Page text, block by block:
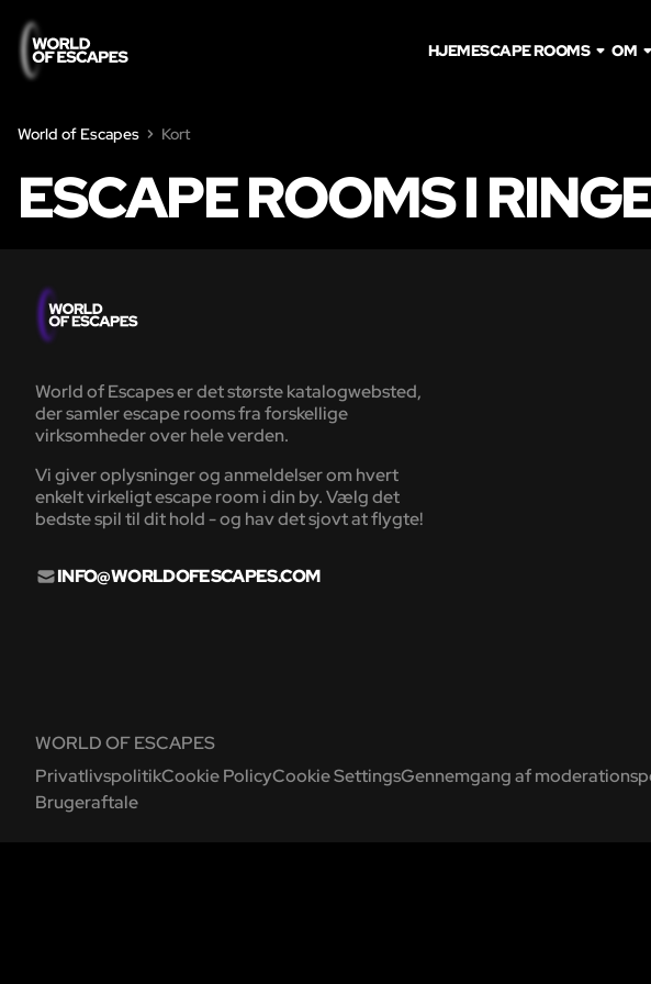
HJEMESCAPE ROOMS OM
World of Escapes Kort
ESCAPE ROOMS I
World of Escapes er det største katalogwebsted,
der samler escape rooms fra forskellige
virksomheder over hele verden.
Vi giver oplysninger og anmeldelser om hvert
enkelt virkeligt escape room i din by. Vælg det
bedste spil til dit hold - og hav det sjovt at flygte!
INFO@WORLDOFESCAPES.COM
WORLD OF ESCAPES
PrivatlivspolitikCookie PolicyCookie SettingsGennemgang af
Brugeraftale